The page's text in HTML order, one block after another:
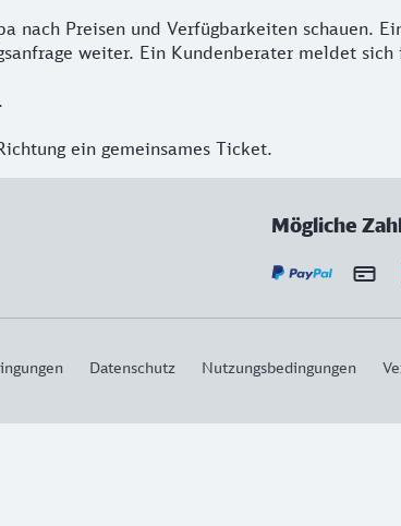
nach Preisen und Verfügbarkeiten schauen.
weiter. Ein Kundenberater meldet
ein gemeinsames Ticket.
Mögliche
Datenschutz Nutzungsbedingungen